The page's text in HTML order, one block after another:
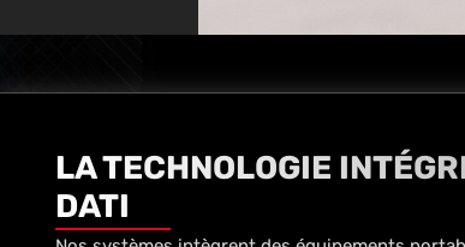
LA TECHNOLOGIE
DATI